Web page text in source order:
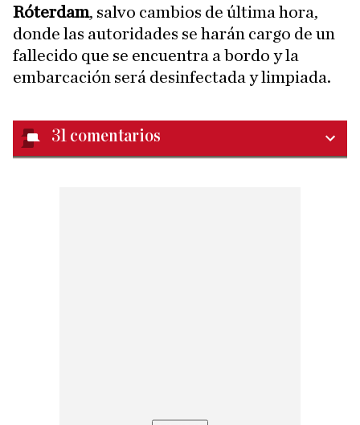
Róterdam, salvo cambios de última hora,
donde las autoridades se harán cargo de un
fallecido que se encuentra a bordo y la
embarcación será desinfectada y limpiada.
31 comentarios